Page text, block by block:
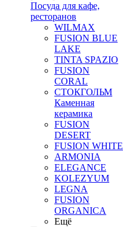
Посуда для кафе,
ресторанов
WILMAX
FUSION BLUE
LAKE
TINTA SPAZIO
FUSION
CORAL
СТОКГОЛЬМ
Каменная
керамика
FUSION
DESERT
FUSION WHITE
ARMONIA
ELEGANCE
KOLEZYUM
LEGNA
FUSION
ORGANICA
Ещё